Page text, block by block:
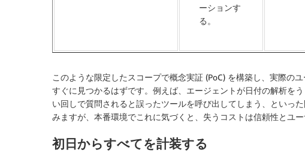
ーションす
る。
このような限定したスコープで概念実証 (PoC) を構築し、実際の
すぐに見つかるはずです。例えば、エージェントが日付の解析を
い回しで質問されると誤ったツールを呼び出してしまう、といっ
みますが、本番環境でこれに気づくと、失うコストは信頼性とユー
初日からすべてを計装する